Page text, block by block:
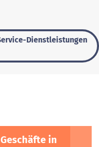
Dienstleistungen
in